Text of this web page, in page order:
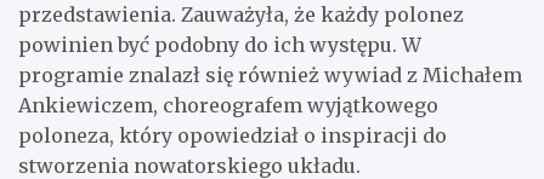
przedstawienia. Zauważyła, że każdy polonez
powinien być podobny do ich występu. W
programie znalazł się również wywiad z Michałem
Ankiewiczem, choreografem wyjątkowego
poloneza, który opowiedział o inspiracji do
stworzenia nowatorskiego układu.